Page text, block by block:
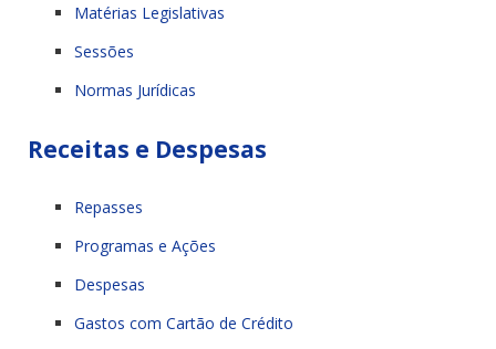
Matérias Legislativas
Sessões
Normas Jurídicas
Receitas e Despesas
Repasses
Programas e Ações
Despesas
Gastos com Cartão de Crédito